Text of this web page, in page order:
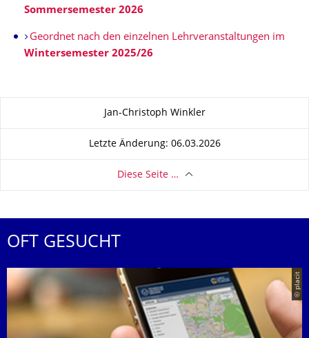
Sommersemester 2026
Geordnet nach den einzelnen Lehrveranstaltungen im
Wintersemester 2025/26
Zu dieser SeiteJan-Christoph Winkler
Letzte Änderung: 06.03.2026
Diese Seite …
OFT GESUCHT
© placit